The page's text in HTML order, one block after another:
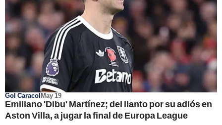
Gol CaracolMay 19
Emiliano 'Dibu' Martínez; del llanto por su adiós en
Aston Villa, a jugar la final de Europa League